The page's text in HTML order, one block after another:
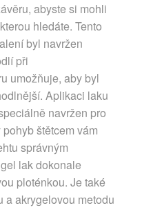
abyste si mohli
hledáte. Tento
byl navržen
při
umožňuje, aby byl
Aplikaci laku
navržen pro
štětcem vám
správným
lak dokonale
ploténkou. Je také
a akrygelovou metodu